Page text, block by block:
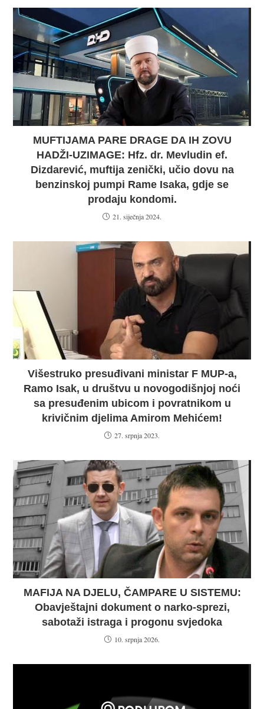
MUFTIJAMA PARE DRAGE DA IH ZOVU
HADŽI-UZIMAGE: Hfz. dr. Mevludin ef.
Dizdarević, muftija zenički, učio dovu na
benzinskoj pumpi Rame Isaka, gdje se
prodaju kondomi.
21. siječnja 2024.
Višestruko presuđivani ministar F MUP-a,
Ramo Isak, u društvu u novogodišnjoj noći
sa presuđenim ubicom i povratnikom u
krivičnim djelima Amirom Mehićem!
27. srpnja 2023.
MAFIJA NA DJELU, ČAMPARE U SISTEMU:
Obavještajni dokument o narko-sprezi,
sabotaži istraga i progonu svjedoka
10. srpnja 2026.